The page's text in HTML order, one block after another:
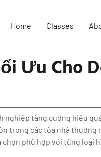
Home Classes
Ưu Cho
nghiệp tăng cường hiệu
trong các tòa nhà thương
phù hợp với từng loại